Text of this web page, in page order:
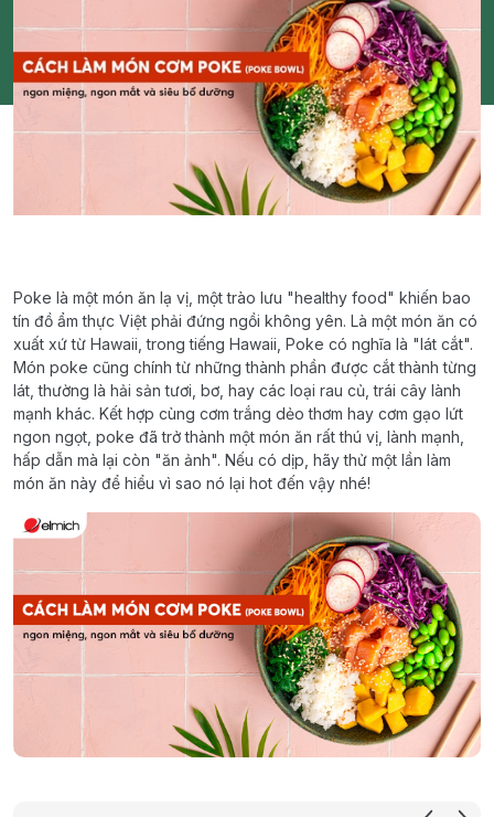
Poke là một món ăn lạ vị, một trào lưu "healthy food" khiến bao
tín đồ ẩm thực Việt phải đứng ngồi không yên. Là một món ăn có
xuất xứ từ Hawaii, trong tiếng Hawaii, Poke có nghĩa là "lát cắt".
Món poke cũng chính từ những thành phần được cắt thành từng
lát, thường là hải sản tươi, bơ, hay các loại rau củ, trái cây lành
mạnh khác. Kết hợp cùng cơm trắng dẻo thơm hay cơm gạo lứt
ngon ngọt, poke đã trở thành một món ăn rất thú vị, lành mạnh,
hấp dẫn mà lại còn "ăn ảnh". Nếu có dịp, hãy thử một lần làm
món ăn này để hiểu vì sao nó lại hot đến vậy nhé!